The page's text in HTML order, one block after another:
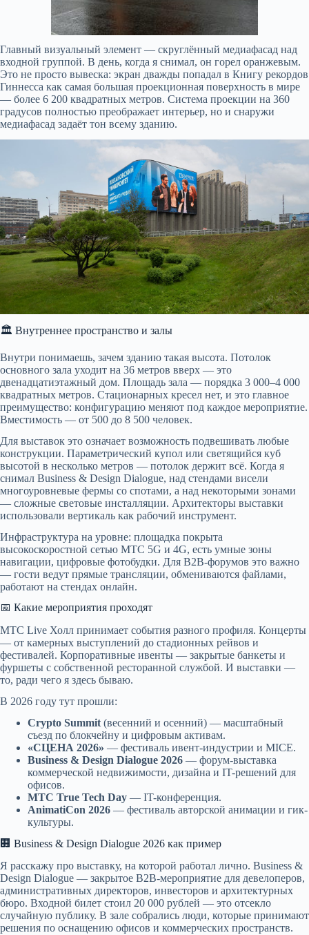
Главный визуальный элемент — скруглённый медиафасад над
входной группой. В день, когда я снимал, он горел оранжевым.
Это не просто вывеска: экран дважды попадал в Книгу рекордов
Гиннесса как самая большая проекционная поверхность в мире
— более 6 200 квадратных метров. Система проекции на 360
градусов полностью преображает интерьер, но и снаружи
медиафасад задаёт тон всему зданию.
🏛️ Внутреннее пространство и залы
Внутри понимаешь, зачем зданию такая высота. Потолок
основного зала уходит на 36 метров вверх — это
двенадцатиэтажный дом. Площадь зала — порядка 3 000–4 000
квадратных метров. Стационарных кресел нет, и это главное
преимущество: конфигурацию меняют под каждое мероприятие.
Вместимость — от 500 до 8 500 человек.
Для выставок это означает возможность подвешивать любые
конструкции. Параметрический купол или светящийся куб
высотой в несколько метров — потолок держит всё. Когда я
снимал Business & Design Dialogue, над стендами висели
многоуровневые фермы со спотами, а над некоторыми зонами
— сложные световые инсталляции. Архитекторы выставки
использовали вертикаль как рабочий инструмент.
Инфраструктура на уровне: площадка покрыта
высокоскоростной сетью МТС 5G и 4G, есть умные зоны
навигации, цифровые фотобудки. Для B2B-форумов это важно
— гости ведут прямые трансляции, обмениваются файлами,
работают на стендах онлайн.
📅 Какие мероприятия проходят
МТС Live Холл принимает события разного профиля. Концерты
— от камерных выступлений до стадионных рейвов и
фестивалей. Корпоративные ивенты — закрытые банкеты и
фуршеты с собственной ресторанной службой. И выставки —
то, ради чего я здесь бываю.
В 2026 году тут прошли:
Crypto Summit (весенний и осенний) — масштабный
съезд по блокчейну и цифровым активам.
«СЦЕНА 2026» — фестиваль ивент-индустрии и MICE.
Business & Design Dialogue 2026 — форум-выставка
коммерческой недвижимости, дизайна и IT-решений для
офисов.
МТС True Tech Day — IT-конференция.
AnimatiCon 2026 — фестиваль авторской анимации и гик-
культуры.
🏢 Business & Design Dialogue 2026 как пример
Я расскажу про выставку, на которой работал лично. Business &
Design Dialogue — закрытое B2B-мероприятие для девелоперов,
административных директоров, инвесторов и архитектурных
бюро. Входной билет стоил 20 000 рублей — это отсекло
случайную публику. В зале собрались люди, которые принимают
решения по оснащению офисов и коммерческих пространств.